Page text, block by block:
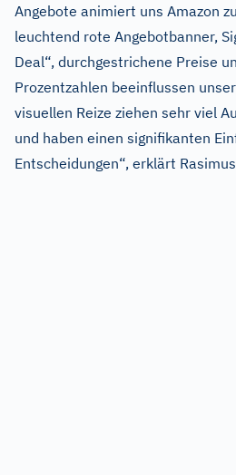
Angebote animiert uns Amazon
leuchtend rote Angebotbanner,
Deal“, durchgestrichene Preise
Prozentzahlen beeinflussen
visuellen Reize ziehen sehr viel
und haben einen signifikanten
Entscheidungen“, erklärt